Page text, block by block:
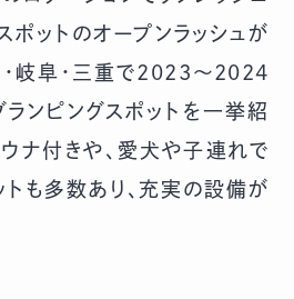
ポットのオープンラッシュが
・岐阜・三重で2023～2024
ンピングスポットを一挙紹
ナ付きや、愛犬や子連れで
も多数あり、充実の設備が